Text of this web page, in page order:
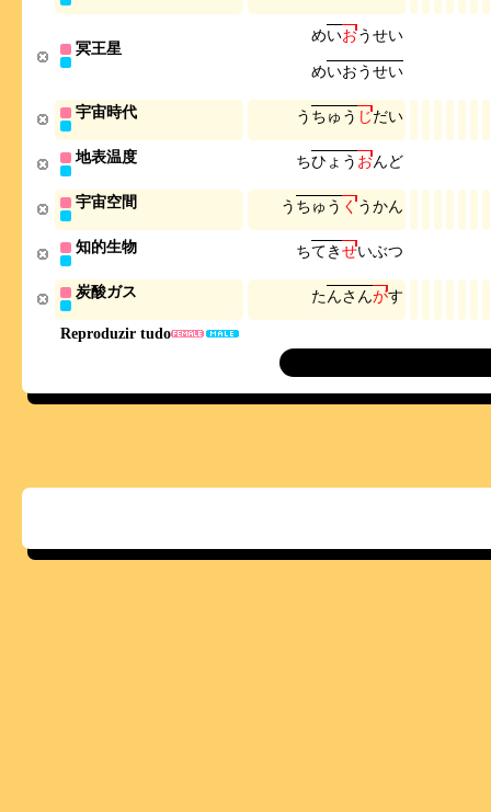
Reproduzir tudo
冥王星
めいおうせい
めいおうせい
宇宙時代 う ちゅ う じだい
地表温度 ちひ ょ う おんど
宇宙空間 う ちゅ う くうかん
知的生物 ちてきせいぶつ
炭酸ガス たんさ んがす